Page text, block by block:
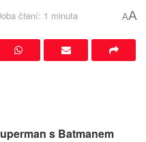
čtení: 1 minuta AA
s Batmanem